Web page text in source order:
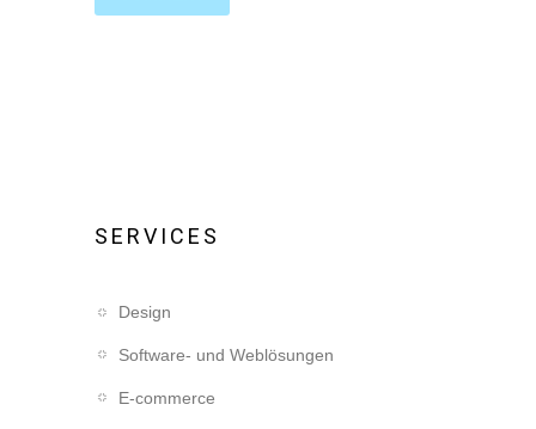
SERVICES
Design
Software- und Weblösungen
E-commerce